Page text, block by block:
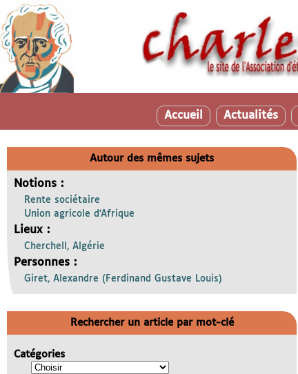
Accueil Actualités
Autour des mêmes sujets
Notions :
Rente sociétaire
Union agricole d’Afrique
Lieux :
Cherchell, Algérie
Personnes :
Giret, Alexandre (Ferdinand Gustave Louis)
Rechercher un article par mot-clé
Catégories